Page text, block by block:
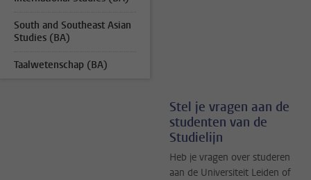
South and Southeast Asian
Studies (BA)
Taalwetenschap (BA)
Stel je vragen aan de
studenten van de
Studielijn
Heb je vragen over studeren
aan de Universiteit Leiden of